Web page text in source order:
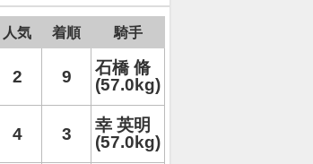
人気 着順 騎手
2 9
石橋 脩
(57.0kg)
4 3
幸 英明
(57.0kg)